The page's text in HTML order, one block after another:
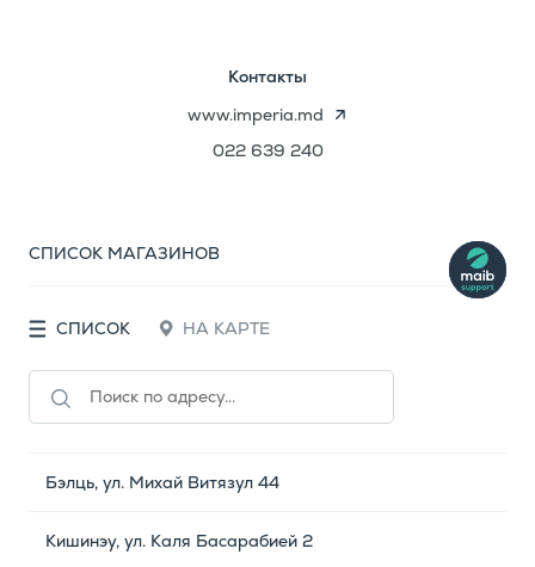
Контакты
www.imperia.md
022 639 240
СПИСОК МАГАЗИНОВ
СПИСОК НА КАРТЕ
Бэлць, ул. Михай Витязул 44
Кишинэу, ул. Каля Басарабией 2